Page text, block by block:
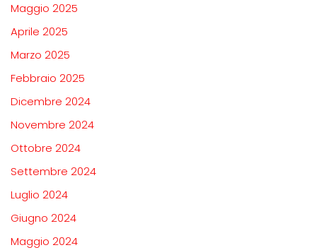
Maggio 2025
Aprile 2025
Marzo 2025
Febbraio 2025
Dicembre 2024
Novembre 2024
Ottobre 2024
Settembre 2024
Luglio 2024
Giugno 2024
Maggio 2024